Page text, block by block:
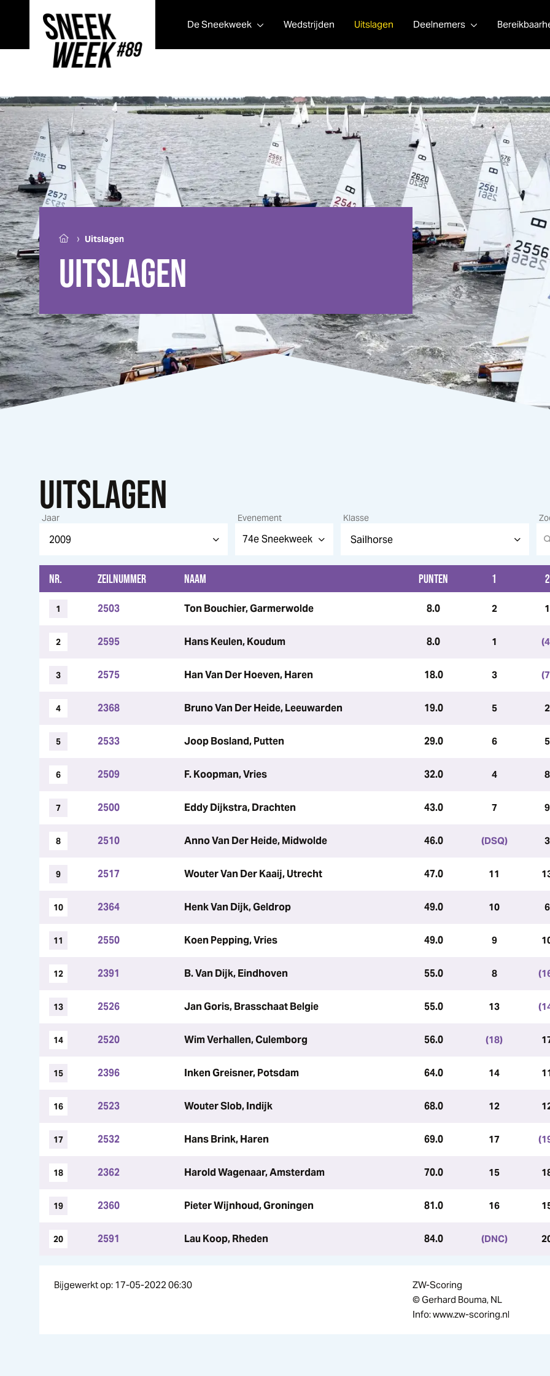
DeSneekweek Wedstrijden Uitslagen Deelnemers
UITSLAGEN
› Uitslagen
UITSLAGEN
Jaar Evenement Klasse
NR. ZEILNUMMER NAAM PUNTEN 1 2
1 2503 Ton Bouchier, Garmerwolde 8.0 2 1
2 2595 Hans Keulen, Koudum 8.0 1
3 2575 Han Van Der Hoeven, Haren 18.0 3
4 2368 Bruno Van Der Heide, Leeuwarden 19.0 5 2
5 2533 Joop Bosland, Putten 29.0 6 5
6 2509 F. Koopman, Vries 32.0 4 8
7 2500 Eddy Dijkstra, Drachten 43.0 7 9
8 2510 Anno Van Der Heide, Midwolde 46.0 (DSQ) 3
9 2517 Wouter Van Der Kaaij, Utrecht 47.0 11
10 2364 Henk Van Dijk, Geldrop 49.0 10 6
11 2550 Koen Pepping, Vries 49.0 9
12 2391 B. Van Dijk, Eindhoven 55.0 8
13 2526 Jan Goris, Brasschaat Belgie 55.0 13
14 2520 Wim Verhallen, Culemborg 56.0 (18)
15 2396 Inken Greisner, Potsdam 64.0 14
16 2523 Wouter Slob, Indijk 68.0 12
17 2532 Hans Brink, Haren 69.0 17
18 2362 Harold Wagenaar, Amsterdam 70.0 15
19 2360 Pieter Wijnhoud, Groningen 81.0 16
20 2591 Lau Koop, Rheden 84.0 (DNC)
Bijgewerkt op: 17-05-2022 06:30
ZW-Scoring
© Gerhard Bouma, NL
Info: www.zw-scoring.nl